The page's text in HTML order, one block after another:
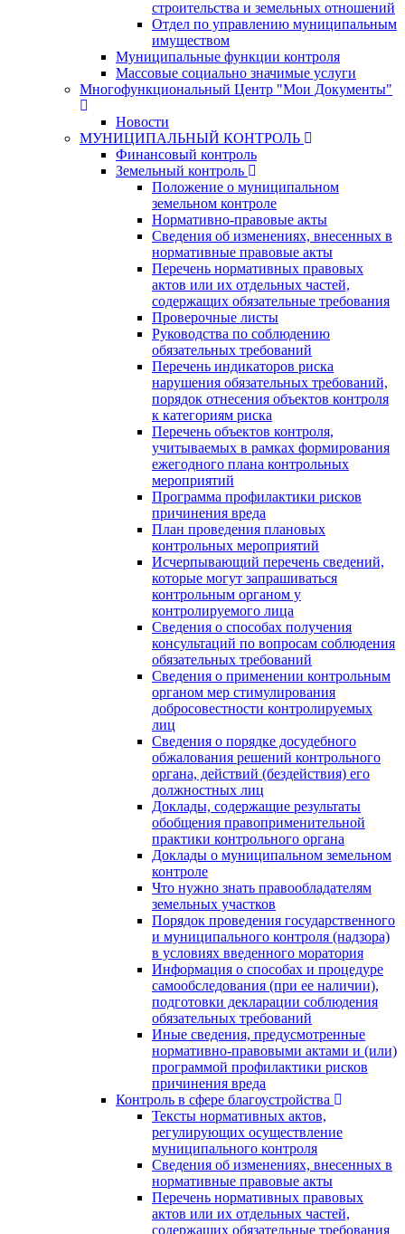
строительства и земельных отношений
Отдел по управлению муниципальным
имуществом
Муниципальные функции контроля
Массовые социально значимые услуги
Многофункциональный Центр "Мои Документы"
Новости
МУНИЦИПАЛЬНЫЙ КОНТРОЛЬ
Финансовый контроль
Земельный контроль
Положение о муниципальном
земельном контроле
Нормативно-правовые акты
Сведения об изменениях, внесенных в
нормативные правовые акты
Перечень нормативных правовых
актов или их отдельных частей,
содержащих обязательные требования
Проверочные листы
Руководства по соблюдению
обязательных требований
Перечень индикаторов риска
нарушения обязательных требований,
порядок отнесения объектов контроля
к категориям риска
Перечень объектов контроля,
учитываемых в рамках формирования
ежегодного плана контрольных
мероприятий
Программа профилактики рисков
причинения вреда
План проведения плановых
контрольных мероприятий
Исчерпывающий перечень сведений,
которые могут запрашиваться
контрольным органом у
контролируемого лица
Сведения о способах получения
консультаций по вопросам соблюдения
обязательных требований
Сведения о применении контрольным
органом мер стимулирования
добросовестности контролируемых
лиц
Сведения о порядке досудебного
обжалования решений контрольного
органа, действий (бездействия) его
должностных лиц
Доклады, содержащие результаты
обобщения правоприменительной
практики контрольного органа
Доклады о муниципальном земельном
контроле
Что нужно знать правообладателям
земельных участков
Порядок проведения государственного
и муниципального контроля (надзора)
в условиях введенного моратория
Информация о способах и процедуре
самообследования (при ее наличии),
подготовки декларации соблюдения
обязательных требований
Иные сведения, предусмотренные
нормативно-правовыми актами и (или)
программой профилактики рисков
причинения вреда
Контроль в сфере благоустройства
Тексты нормативных актов,
регулирующих осуществление
муниципального контроля
Сведения об изменениях, внесенных в
нормативные правовые акты
Перечень нормативных правовых
актов или их отдельных частей,
содержащих обязательные требования